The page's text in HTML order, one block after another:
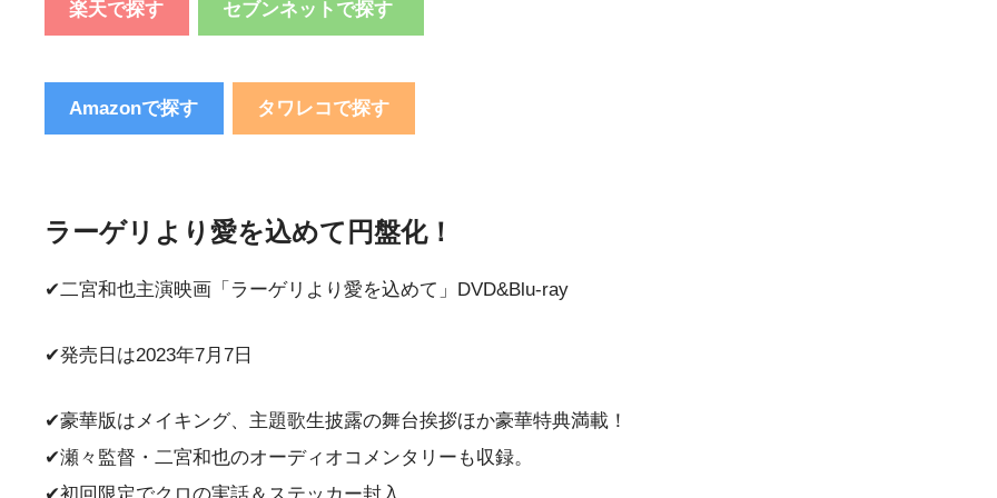
楽天で探す セブンネットで探す
Amazonで探す タワレコで探す
ラーゲリより愛を込めて円盤化！
✔︎︎︎︎二宮和也主演映画「ラーゲリより愛を込めて」DVD&Blu-ray
✔︎︎︎︎発売日は2023年7月7日
✔︎︎︎︎豪華版はメイキング、主題歌生披露の舞台挨拶ほか豪華特典満載！
✔︎︎︎︎瀬々監督・二宮和也のオーディオコメンタリーも収録。